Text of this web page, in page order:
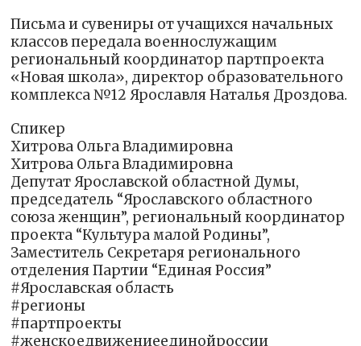
Письма и сувениры от учащихся начальных
классов передала военнослужащим
региональный координатор партпроекта
«Новая школа», директор образовательного
комплекса №12 Ярославля Наталья Дроздова.
Спикер
Хитрова Ольга Владимировна
Хитрова Ольга Владимировна
Депутат Ярославской областной Думы,
председатель “Ярославского областного
союза женщин”, региональный координатор
проекта “Культура малой Родины”,
Заместитель Секретаря регионального
отделения Партии “Единая Россия”
#Ярославская область
#регионы
#партпроекты
#женскоедвижениеединойроссии